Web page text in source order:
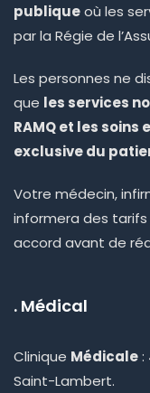
publiqueoù les
par la Régie de
Les personnes ne
que les services
RAMQ et les
exclusive du
Votre médecin,
informera des
accord avant de
. Médical
Clinique Médicale:
Saint-Lambert.